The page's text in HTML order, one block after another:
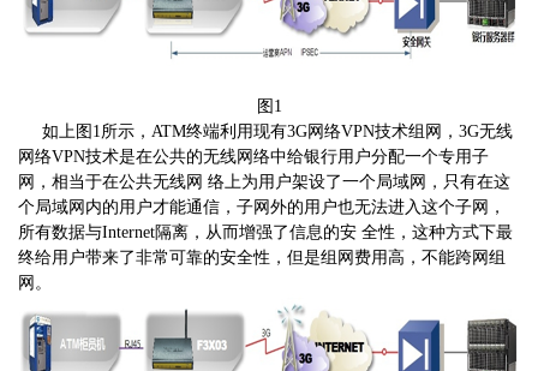
图1
如上图1所示，ATM终端利用现有3G网络VPN技术组网，3G无线
网络VPN技术是在公共的无线网络中给银行用户分配一个专用子
网，相当于在公共无线网 络上为用户架设了一个局域网，只有在这
个局域网内的用户才能通信，子网外的用户也无法进入这个子网，
所有数据与Internet隔离，从而增强了信息的安 全性，这种方式下最
终给用户带来了非常可靠的安全性，但是组网费用高，不能跨网组
网。